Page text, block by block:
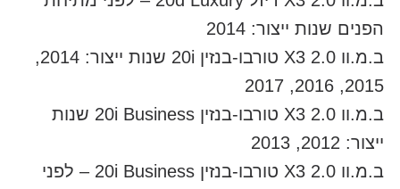
הפנים שנות ייצור: 2014
ב.מ.וו X3 2.0 טורבו-בנזין 20i שנות ייצור: 2014,
2015, 2016, 2017
ב.מ.וו X3 2.0 טורבו-בנזין 20i Business שנות
ייצור: 2012, 2013
ב.מ.וו X3 2.0 טורבו-בנזין 20i Business – לפני